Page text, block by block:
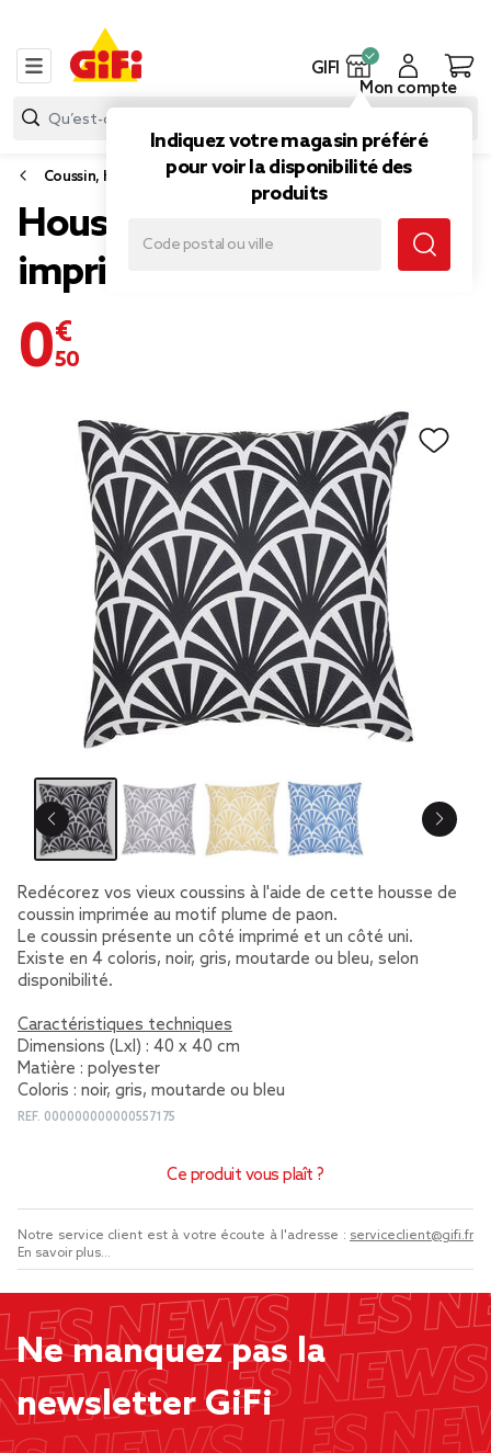
GIFI
Indiquez votre magasin préféré
pour voir la disponibilité des
produits
Mon compte
Coussin, housse de coussin et rembourrage
Housse de coussin motif
imprimé plume de paon
0,50 €
Redécorez vos vieux coussins à l'aide de cette housse de
coussin imprimée au motif plume de paon.
Le coussin présente un côté imprimé et un côté uni.
Existe en 4 coloris, noir, gris, moutarde ou bleu, selon
disponibilité.
Caractéristiques techniques
Dimensions (Lxl) : 40 x 40 cm
Matière : polyester
Coloris : noir, gris, moutarde ou bleu
REF. 000000000000557175
Ce produit vous plaît ?
Notre service client est à votre écoute à l'adresse : serviceclient@gifi.fr
En savoir plus...
Ne manquez pas la
newsletter GiFi